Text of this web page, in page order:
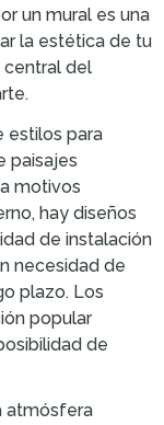
un mural es una
la estética de tu
central del
estilos para
paisajes
motivos
hay diseños
de instalación
necesidad de
plazo. Los
popular
de
atmósfera